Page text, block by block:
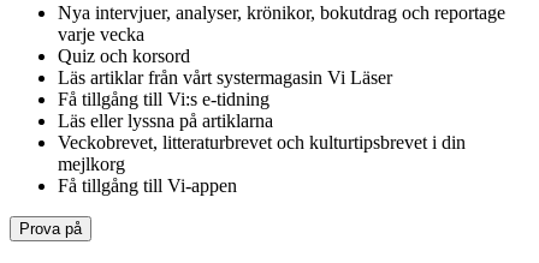
Nya intervjuer, analyser, krönikor, bokutdrag och reportage
varje vecka
Quiz och korsord
Läs artiklar från vårt systermagasin Vi Läser
Få tillgång till Vi:s e-tidning
Läs eller lyssna på artiklarna
Veckobrevet, litteraturbrevet och kulturtipsbrevet i din
mejlkorg
Få tillgång till Vi-appen
Prova på